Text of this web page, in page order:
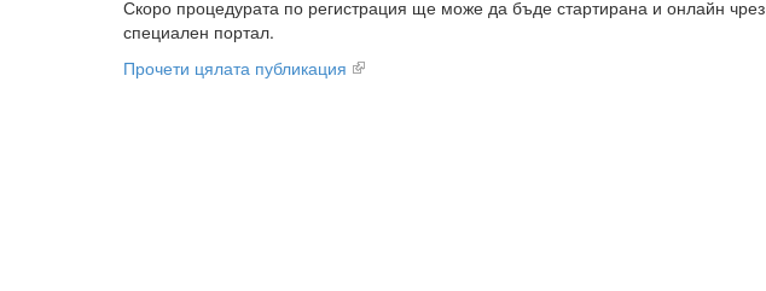
Скоро процедурата по регистрация ще може да бъде стартирана и онлайн чрез
специален портал.
Прочети цялата публикация